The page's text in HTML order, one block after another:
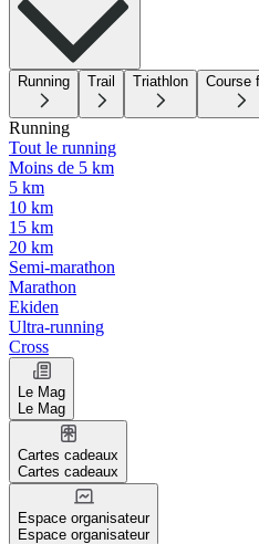
Running Trail Triathlon Course
Running
Tout le running
Moins de 5 km
5 km
10 km
15 km
20 km
Semi-marathon
Marathon
Ekiden
Ultra-running
Cross
Le Mag
Le Mag
Cartes cadeaux
Cartes cadeaux
Espace organisateur
Espace organisateur